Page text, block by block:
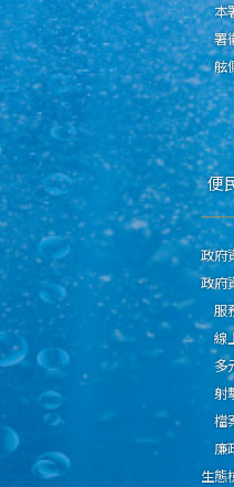
本
署
舷
便
政府
政府
服
線
多
射
檔
廉
生態